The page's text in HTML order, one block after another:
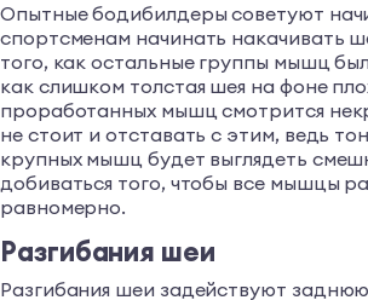
Опытные бодибилдеры советуют
спортсменам начинать накачивать
того, как остальные группы мышц
как слишком толстая шея на фоне
проработанных мышц смотрится
не стоит и отставать с этим, ведь
крупных мышц будет выглядеть
добиваться того, чтобы все мышцы
равномерно.
Разгибания шеи
Разгибания шеи задействуют